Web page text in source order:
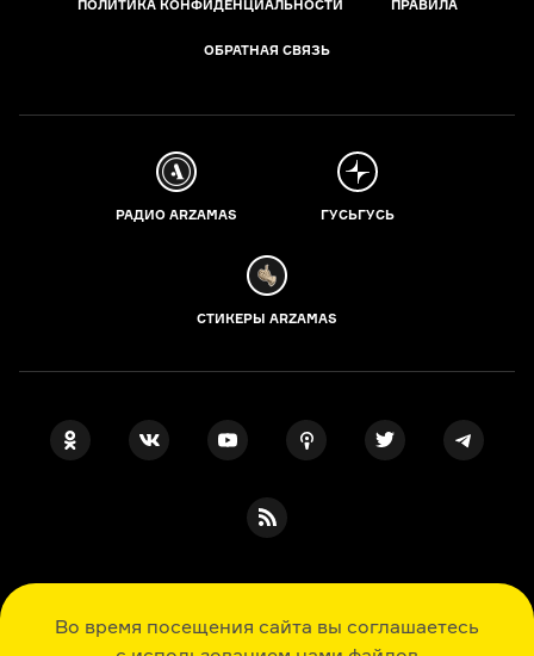
Во время посещения сайта вы соглашаетесь
ПОЛИТИКА КОНФИДЕНЦИАЛЬНОСТИ ПРАВИЛА
ОБРАТНАЯ СВЯЗЬ
РАДИО ARZAMAS ГУСЬГУСЬ
СТИКЕРЫ ARZAMAS